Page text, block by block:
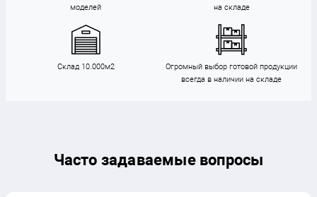
моделей
на складе
Склад 10.000м2
Огромный выбор готовой продукции
всегда в наличии на складе
Часто задаваемые вопросы